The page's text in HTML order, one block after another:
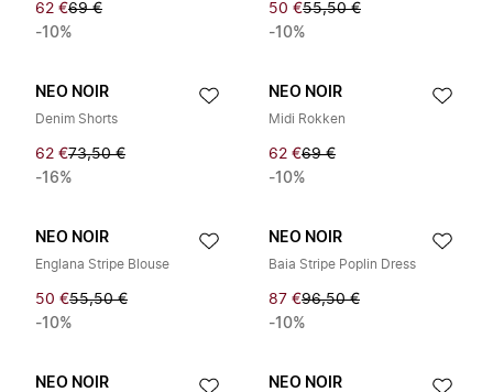
62 €69 €
-10%
50 €55,50 €
-10%
NEO NOIR
Denim Shorts
62 €73,50 €
-16%
NEO NOIR
Midi Rokken
62 €69 €
-10%
NEO NOIR
Englana Stripe Blouse
50 €55,50 €
-10%
NEO NOIR
Baia Stripe Poplin Dress
87 €96,50 €
-10%
NEO NOIR NEO NOIR